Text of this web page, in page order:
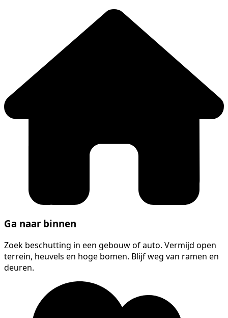
Ga naar binnen
Zoek beschutting in een gebouw of auto. Vermijd open
terrein, heuvels en hoge bomen. Blijf weg van ramen en
deuren.